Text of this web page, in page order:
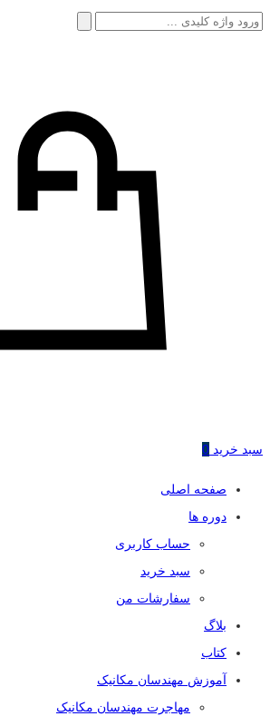
جستجو
سبد خرید 0
صفحه اصلی
دوره ها
حساب کاربری
سبد خرید
سفارشات من
بلاگ
کتاب
آموزش مهندسان مکانیک
مهاجرت مهندسان مکانیک